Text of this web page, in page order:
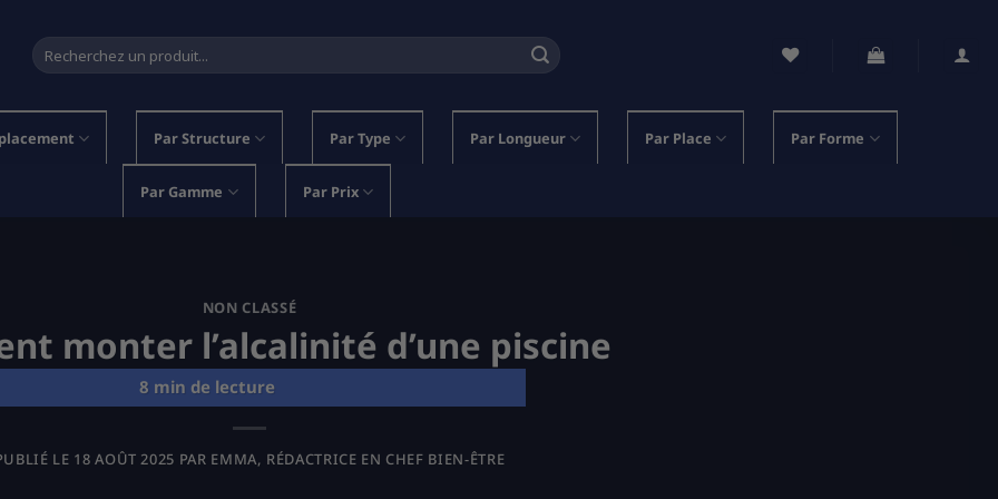
Recherche
pour :
Par Structure Par Type Par Longueur Par Place Par Forme
Par Gamme Par Prix
NON CLASSÉ
monter l’alcalinité d’une piscine
LE 18 AOÛT 2025 PAR EMMA, RÉDACTRICE EN CHEF BIEN-ÊTRE